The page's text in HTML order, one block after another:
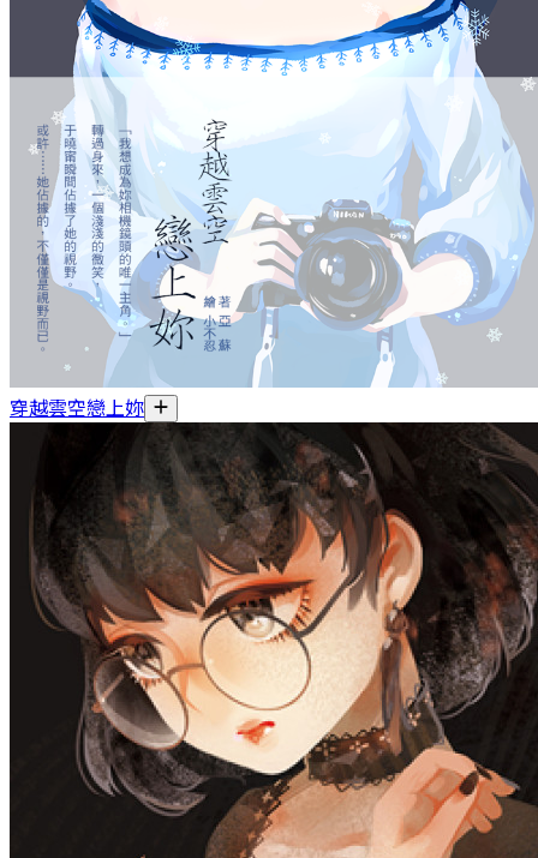
穿越雲空戀上妳